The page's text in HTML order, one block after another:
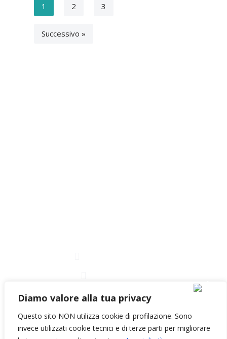
Diamo valore alla tua privacy
Questo sito NON utilizza cookie di profilazione. Sono
invece utilizzati cookie tecnici e di terze parti per migliorare
1 2 3
Successivo »
Italiano
English